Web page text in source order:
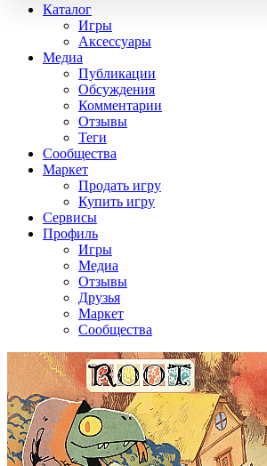
Каталог
Игры
Аксессуары
Медиа
Публикации
Обсуждения
Комментарии
Отзывы
Теги
Сообщества
Маркет
Продать игру
Купить игру
Сервисы
Профиль
Игры
Медиа
Отзывы
Друзья
Маркет
Сообщества